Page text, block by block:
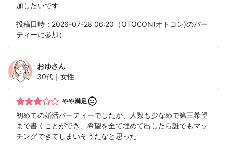
加したいです
投稿日時：2026-07-28 06:20（OTOCON(オトコン)のパー
ティーに参加）
おゆさん
30代｜女性
やや満足
初めての婚活パーティーでしたが、人数も少なめで第三希望
まで書くことができ、希望を全て埋めて出したら誰でもマッ
チングできてしまいそうだなと思った